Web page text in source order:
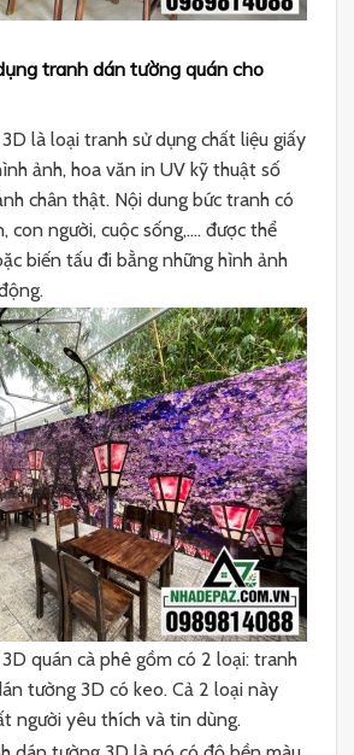
tranh dán tường quán cho
là loại tranh sử dụng chất liệu giấy
ảnh, hoa văn in UV kỹ thuật số
chân thật. Nội dung bức tranh có
con người, cuộc sống,…. được thể
biến tấu đi bằng những hình ảnh
quán cà phê gồm có 2 loại: tranh
tường 3D có keo. Cả 2 loại này
người yêu thích và tin dùng.